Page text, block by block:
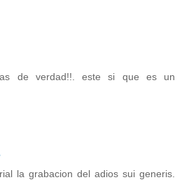
de verdad!!. este si que es un
la grabacion del adios sui generis.